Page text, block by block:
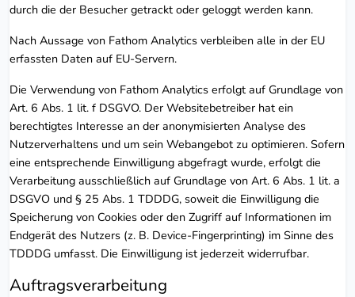
durch die der Besucher getrackt oder geloggt werden kann.
Nach Aussage von Fathom Analytics verbleiben alle in der EU
erfassten Daten auf EU-Servern.
Die Verwendung von Fathom Analytics erfolgt auf Grundlage von
Art. 6 Abs. 1 lit. f DSGVO. Der Websitebetreiber hat ein
berechtigtes Interesse an der anonymisierten Analyse des
Nutzerverhaltens und um sein Webangebot zu optimieren. Sofern
eine entsprechende Einwilligung abgefragt wurde, erfolgt die
Verarbeitung ausschließlich auf Grundlage von Art. 6 Abs. 1 lit. a
DSGVO und § 25 Abs. 1 TDDDG, soweit die Einwilligung die
Speicherung von Cookies oder den Zugriff auf Informationen im
Endgerät des Nutzers (z. B. Device-Fingerprinting) im Sinne des
TDDDG umfasst. Die Einwilligung ist jederzeit widerrufbar.
Auftragsverarbeitung